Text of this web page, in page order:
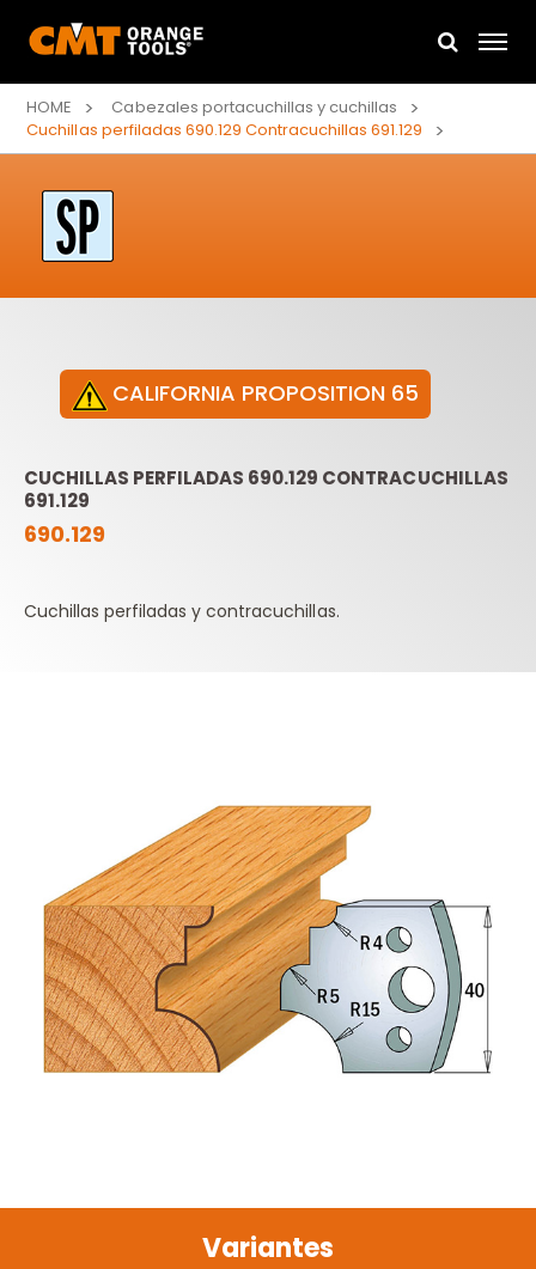
HOME
Cabezales portacuchillas y cuchillas
Cuchillas perfiladas 690.129 Contracuchillas 691.129
CALIFORNIA PROPOSITION 65
CUCHILLAS PERFILADAS 690.129 CONTRACUCHILLAS
691.129
690.129
Cuchillas perfiladas y contracuchillas.
Variantes